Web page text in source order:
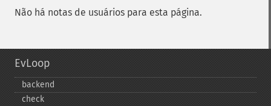
Não há notas de usuários para esta página.
EvLoop
backend
check